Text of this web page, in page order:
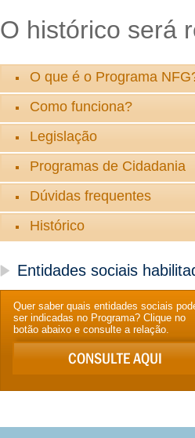
O histórico será
O que é o Programa
Como funciona?
Legislação
Programas de Cidadania
Dúvidas frequentes
Histórico
Entidades sociais
Quer saber quais entidades sociais
ser indicadas no Programa? Clique no
botão abaixo e consulte a relação.